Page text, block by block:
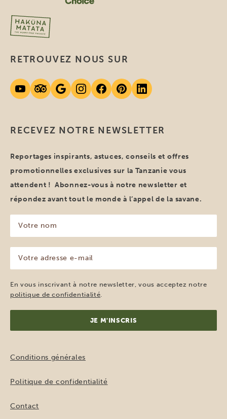
RECEVEZ NOTRE NEWSLETTER
Reportages inspirants, astuces, conseils et offres
promotionnelles exclusives sur la Tanzanie vous
attendent ! Abonnez-vous à notre newsletter et
répondez avant tout le monde à l’appel de la savane.
nom
(Nécessaire)
adresse
e-
mail
(Nécessaire)
En vous inscrivant à notre newsletter, vous acceptez notre
politique de confidentialité
RETROUVEZ NOUS SUR
Conditions générales
Politique de confidentialité
Contact